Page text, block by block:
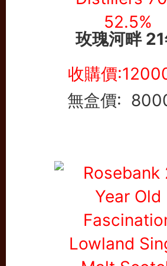
玫瑰河畔
收購價
無盒價: